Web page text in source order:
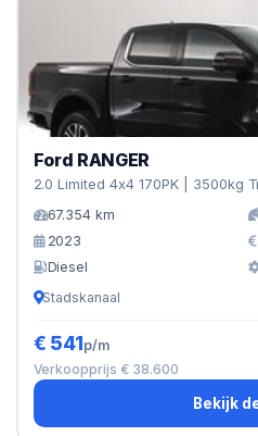
Ford RANGER
2.0 Limited 4x4 170PK | 3500kg
67.354 km
2023
Diesel
Stadskanaal
€ 541p/m
Verkoopprijs € 38.600
Bekijk